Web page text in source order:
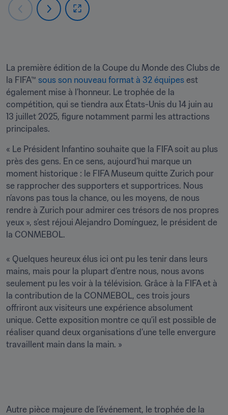
La première édition de la Coupe du Monde des Clubs de
la FIFA™ sous son nouveau format à 32 équipes est
également mise à l’honneur. Le trophée de la
compétition, qui se tiendra aux États-Unis du 14 juin au
13 juillet 2025, figure notamment parmi les attractions
principales.
« Le Président Infantino souhaite que la FIFA soit au plus
près des gens. En ce sens, aujourd’hui marque un
moment historique : le FIFA Museum quitte Zurich pour
se rapprocher des supporters et supportrices. Nous
n’avons pas tous la chance, ou les moyens, de nous
rendre à Zurich pour admirer ces trésors de nos propres
yeux », s’est réjoui Alejandro Domínguez, le président de
la CONMEBOL.
« Quelques heureux élus ici ont pu les tenir dans leurs
mains, mais pour la plupart d’entre nous, nous avons
seulement pu les voir à la télévision. Grâce à la FIFA et à
la contribution de la CONMEBOL, ces trois jours
offriront aux visiteurs une expérience absolument
unique. Cette exposition montre ce qu’il est possible de
réaliser quand deux organisations d’une telle envergure
travaillent main dans la main. »
Autre pièce majeure de l’événement, le trophée de la